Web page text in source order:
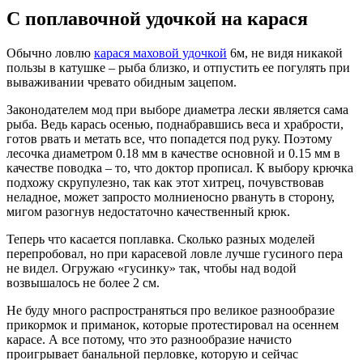
С поплавочной удочкой на карася
Обычно ловлю карася маховой удочкой 6м, не видя никакой
пользы в катушке – рыба близко, и отпустить ее погулять при
вываживании чревато обидным зацепом.
Законодателем мод при выборе диаметра лески является сама
рыба. Ведь карась осенью, поднабравшись веса и храбрости,
готов рвать и метать все, что попадется под руку. Поэтому
лесочка диаметром 0.18 мм в качестве основной и 0.15 мм в
качестве поводка – то, что доктор прописал. К выбору крючка
подхожу скрупулезно, так как этот хитрец, почувствовав
неладное, может запросто молниеносно рвануть в сторону,
мигом разогнув недостаточно качественный крюк.
Теперь что касается поплавка. Сколько разных моделей
перепробовал, но при карасевой ловле лучше гусиного пера
не видел. Огружаю «гусинку» так, чтобы над водой
возвышалось не более 2 см.
Не буду много распространяться про великое разнообразие
прикормок и приманок, которые протестировал на осеннем
карасе. А все потому, что это разнообразие начисто
проигрывает банальной перловке, которую и сейчас